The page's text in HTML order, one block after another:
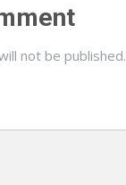
not be published.